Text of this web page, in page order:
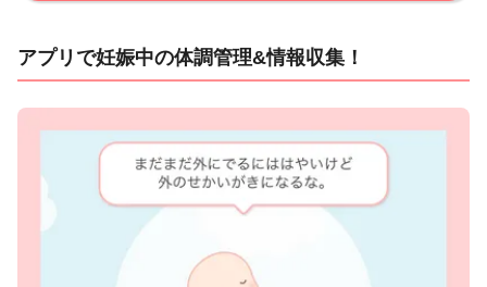
アプリで妊娠中の体調管理&情報収集！